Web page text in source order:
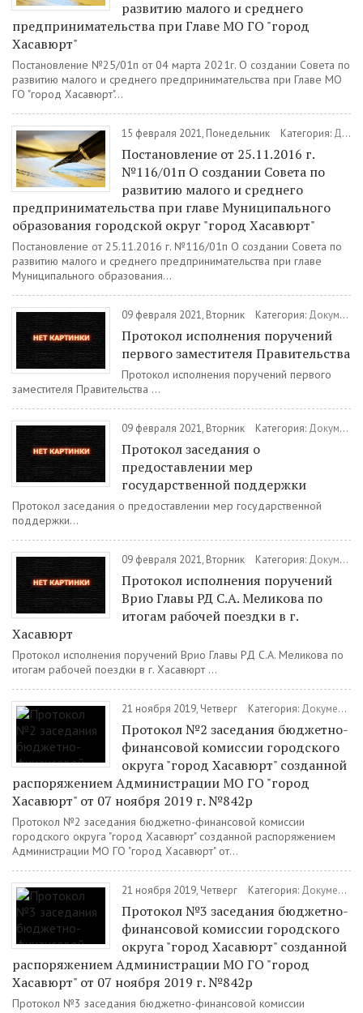
развитию малого и среднего
предпринимательства при Главе МО ГО "город
Хасавюрт"
Постановление №25/01п от 04 марта 2021г. О создании Совета по
развитию малого и среднего предпринимательства при Главе МО
ГО "город Хасавюрт"...
15 февраля 2021, Понедельник Категория: Документы
Постановление от 25.11.2016 г.
№116/01п О создании Совета по
развитию малого и среднего
предпринимательства при главе Муниципального
образования городской округ "город Хасавюрт"
Постановление от 25.11.2016 г. №116/01п О создании Совета по
развитию малого и среднего предпринимательства при главе
Муниципального образования...
09 февраля 2021, Вторник Категория: Документы
Протокол исполнения поручений
первого заместителя Правительства
Протокол исполнения поручений первого
заместителя Правительства ...
09 февраля 2021, Вторник Категория: Документы
Протокол заседания о
предоставлении мер
государственной поддержки
Протокол заседания о предоставлении мер государственной
поддержки...
09 февраля 2021, Вторник Категория: Документы
Протокол исполнения поручений
Врио Главы РД С.А. Меликова по
итогам рабочей поездки в г.
Хасавюрт
Протокол исполнения поручений Врио Главы РД С.А. Меликова по
итогам рабочей поездки в г. Хасавюрт ...
21 ноября 2019, Четверг Категория: Документы
Протокол №2 заседания бюджетно-
финансовой комиссии городского
округа "город Хасавюрт" созданной
распоряжением Администрации МО ГО "город
Хасавюрт" от 07 ноября 2019 г. №842р
Протокол №2 заседания бюджетно-финансовой комиссии
городского округа "город Хасавюрт" созданной распоряжением
Администрации МО ГО "город Хасавюрт" от...
21 ноября 2019, Четверг Категория: Документы
Протокол №3 заседания бюджетно-
финансовой комиссии городского
округа "город Хасавюрт" созданной
распоряжением Администрации МО ГО "город
Хасавюрт" от 07 ноября 2019 г. №842р
Протокол №3 заседания бюджетно-финансовой комиссии